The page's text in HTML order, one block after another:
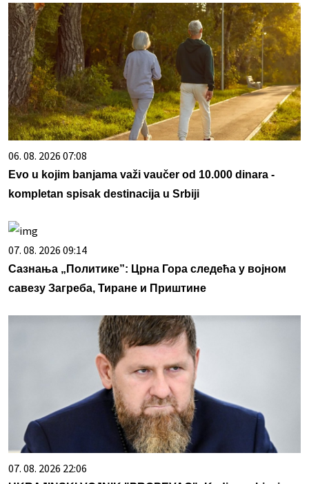
06. 08. 2026 07:08
Evo u kojim banjama važi vaučer od 10.000 dinara -
kompletan spisak destinacija u Srbiji
07. 08. 2026 09:14
Сазнања „Политике”: Црна Гора следећа у војном
савезу Загреба, Тиране и Приштине
07. 08. 2026 22:06